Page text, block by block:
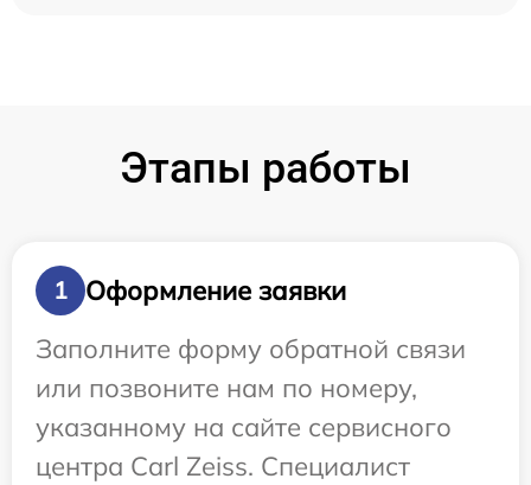
Этапы работы
1
Оформление заявки
Заполните форму обратной связи
или позвоните нам по номеру,
указанному на сайте сервисного
центра Carl Zeiss. Специалист